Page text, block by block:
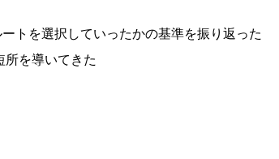
トを選択していったかの基準を振り返った
所を導いてきた